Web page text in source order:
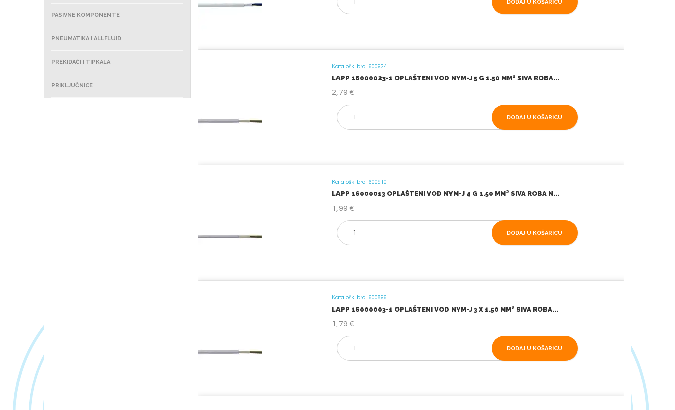
PASIVNE KOMPONENTE
PNEUMATIKA I ALLFLUID
PREKIDAČI I TIPKALA
PRIKLJUČNICE
DODAJ U KOŠARICU
Kataloški broj: 600924
LAPP 16000023-1 OPLAŠTENI VOD NYM-J 5 G 1.50 MM² SIVA ROBA...
2,79 €
DODAJ U KOŠARICU
Kataloški broj: 600910
LAPP 16000013 OPLAŠTENI VOD NYM-J 4 G 1.50 MM² SIVA ROBA N...
1,99 €
DODAJ U KOŠARICU
Kataloški broj: 600896
LAPP 16000003-1 OPLAŠTENI VOD NYM-J 3 X 1.50 MM² SIVA ROBA...
1,79 €
DODAJ U KOŠARICU